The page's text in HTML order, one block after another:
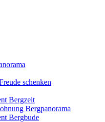
schenken
Bergzeit
Bergpanorama
Bergbude